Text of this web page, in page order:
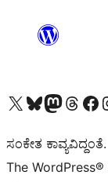
Visit our X (formerly Twitter) account
Visit our Bluesky account
Visit our Mastodon
Visit ourVisit our
ಸಂಕೇತ ಕಾವ್ಯವಿದ್ದಂತೆ.
The